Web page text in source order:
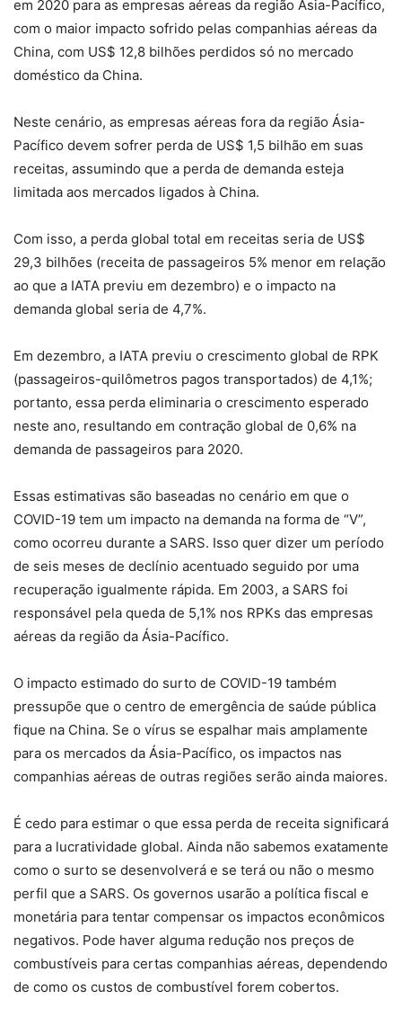
em 2020 para as empresas aéreas da região Ásia-Pacífico,
com o maior impacto sofrido pelas companhias aéreas da
China, com US$ 12,8 bilhões perdidos só no mercado
doméstico da China.
Neste cenário, as empresas aéreas fora da região Ásia-
Pacífico devem sofrer perda de US$ 1,5 bilhão em suas
receitas, assumindo que a perda de demanda esteja
limitada aos mercados ligados à China.
Com isso, a perda global total em receitas seria de US$
29,3 bilhões (receita de passageiros 5% menor em relação
ao que a IATA previu em dezembro) e o impacto na
demanda global seria de 4,7%.
Em dezembro, a IATA previu o crescimento global de RPK
(passageiros-quilômetros pagos transportados) de 4,1%;
portanto, essa perda eliminaria o crescimento esperado
neste ano, resultando em contração global de 0,6% na
demanda de passageiros para 2020.
Essas estimativas são baseadas no cenário em que o
COVID-19 tem um impacto na demanda na forma de “V”,
como ocorreu durante a SARS. Isso quer dizer um período
de seis meses de declínio acentuado seguido por uma
recuperação igualmente rápida. Em 2003, a SARS foi
responsável pela queda de 5,1% nos RPKs das empresas
aéreas da região da Ásia-Pacífico.
O impacto estimado do surto de COVID-19 também
pressupõe que o centro de emergência de saúde pública
fique na China. Se o vírus se espalhar mais amplamente
para os mercados da Ásia-Pacífico, os impactos nas
companhias aéreas de outras regiões serão ainda maiores.
É cedo para estimar o que essa perda de receita significará
para a lucratividade global. Ainda não sabemos exatamente
como o surto se desenvolverá e se terá ou não o mesmo
perfil que a SARS. Os governos usarão a política fiscal e
monetária para tentar compensar os impactos econômicos
negativos. Pode haver alguma redução nos preços de
combustíveis para certas companhias aéreas, dependendo
de como os custos de combustível forem cobertos.